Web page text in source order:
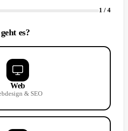
1 / 4
es?
Web
& SEO